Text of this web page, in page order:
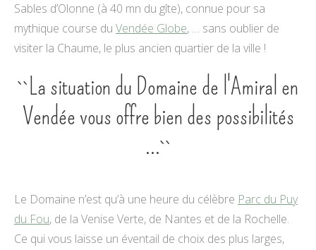
Sables d’Olonne (à 40 mn du gîte), connue pour sa
mythique course du Vendée Globe, … sans oublier de
visiter la Chaume, le plus ancien quartier de la ville !
``La situation du Domaine de l'Amiral en
Vendée vous offre bien des possibilités
...``
Le Domaine n’est qu’à une heure du célèbre Parc du Puy
du Fou, de la Venise Verte, de Nantes et de la Rochelle.
Ce qui vous laisse un éventail de choix des plus larges,